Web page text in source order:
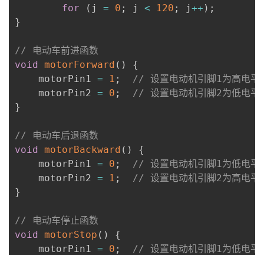
for
( j = 0 ; j < 120 ; j ++ ) ;
}
// 电动车前进函数
void
motorForward ( )
{
    motorPin1
= 1 ;
// 设置电动机引脚1为高电平
    motorPin2
= 0 ;
// 设置电动机引脚2为低电平
}
// 电动车后退函数
void
motorBackward ( )
{
    motorPin1
= 0 ;
// 设置电动机引脚1为低电平
    motorPin2
= 1 ;
// 设置电动机引脚2为高电平
}
// 电动车停止函数
void
motorStop ( )
{
    motorPin1
= 0 ;
// 设置电动机引脚1为低电平